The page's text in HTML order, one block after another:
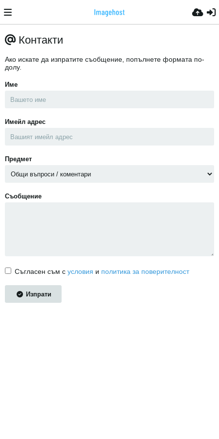
Контакти
Ако искате да изпратите съобщение, попълнете формата по-
долу.
Име
Имейл адрес
Предмет
Съобщение
Съгласен съм с условия и политика за поверителност
Изпрати